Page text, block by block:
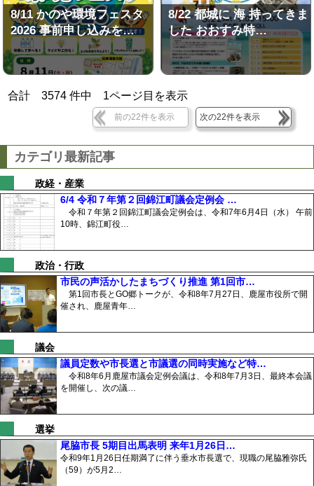
8/11 かのや環境フェスタ
2026 事前申し込みを…
8/22 都城に 海 持ってきま
した おおすみ特…
合計3574 件中 1ページ目を表示
前の22件を表示 次の22件を表示
カテゴリ最新記事
政経・産業
6/4 令和７年第２回錦江町議会定例会 …
令和７年第２回錦江町議会定例会は、令和7年6月4日（水） 午前
10時、錦江町役…
政治・行政
市民の声活かしたまちづくり推進 第1回市…
第1回市長とGO郷トークが、令和8年7月27日、鹿屋市役所で開
催され、鹿屋青年…
議会
議員定数や市長選と市議選の同時実施など特…
令和8年6月鹿屋市議会定例会議は、令和8年7月3日、最終本会議
を開催し、次の議…
選挙
尾脇市長 5期目出馬表明 来年1月26日…
令和9年1月26日任期満了に伴う垂水市長選で、現職の尾脇雅弥氏
（59）が5月2…